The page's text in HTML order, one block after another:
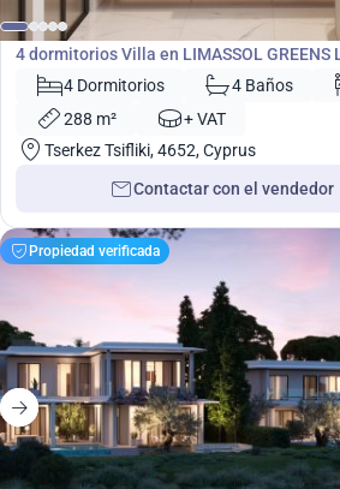
Villa
4 dormitorios Villa en LIMASSOL GREENS
5301 4 Dormitorios 4 Baños
288 m²
+ VAT
Tserkez Tsifliki, 4652, Cyprus
Contactar con el vendedor
Propiedad verificada